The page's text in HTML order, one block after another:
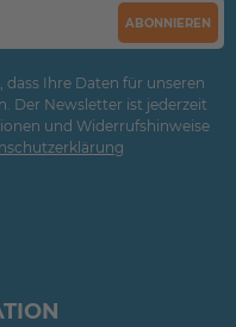
ABONNIEREN
dass Ihre Daten für unseren
Der Newsletter ist jederzeit
und Widerrufshinweise